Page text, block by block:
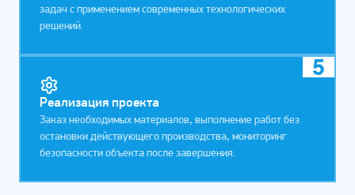
задач с применением современных технологических
решений.
Реализация проекта
Заказ необходимых материалов, выполнение работ без
остановки действующего производства, мониторинг
безопасности объекта после завершения.
5